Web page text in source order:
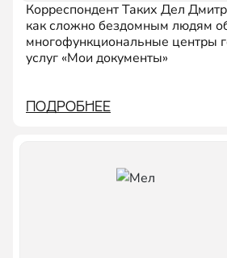
Корреспондент Таких Дел
как сложно бездомным людям
многофункциональные центры
услуг «Мои документы»
ПОДРОБНЕЕ